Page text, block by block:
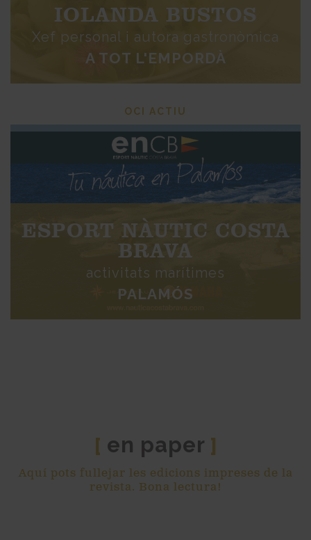
IOLANDA BUSTOS
Xef personal i autora gastronòmica
A TOT L'EMPORDÀ
OCI ACTIU
ESPORT NÀUTIC COSTA
BRAVA
activitats marítimes
PALAMÓS
[ en paper ]
Aquí pots fullejar les edicions impreses de la
revista. Bona lectura!